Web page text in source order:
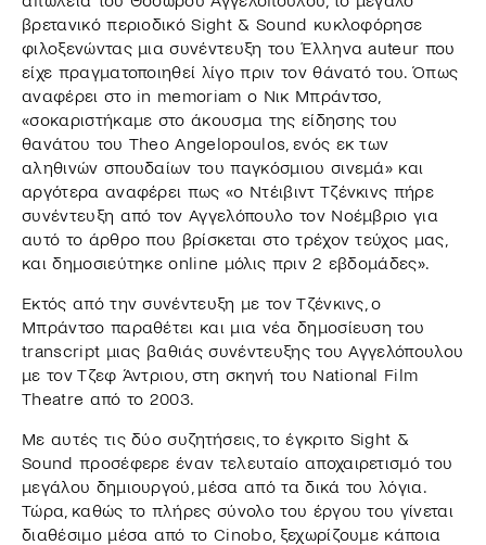
βρετανικό περιοδικό Sight & Sound κυκλοφόρησε
φιλοξενώντας μια συνέντευξη του Έλληνα auteur που
είχε πραγματοποιηθεί λίγο πριν τον θάνατό του. Όπως
αναφέρει στο in memoriam ο Νικ Μπράντσο,
«σοκαριστήκαμε στο άκουσμα της είδησης του
θανάτου του Theo Angelopoulos, ενός εκ των
αληθινών σπουδαίων του παγκόσμιου σινεμά» και
αργότερα αναφέρει πως «ο Ντέιβιντ Τζένκινς πήρε
συνέντευξη από τον Αγγελόπουλο τον Νοέμβριο για
αυτό το άρθρο που βρίσκεται στο τρέχον τεύχος μας,
και δημοσιεύτηκε online μόλις πριν 2 εβδομάδες».
Εκτός από την συνέντευξη με τον Τζένκινς, ο
Μπράντσο παραθέτει και μια νέα δημοσίευση του
transcript μιας βαθιάς συνέντευξης του Αγγελόπουλου
με τον Τζεφ Άντριου, στη σκηνή του National Film
Theatre από το 2003.
Με αυτές τις δύο συζητήσεις, το έγκριτο Sight &
Sound προσέφερε έναν τελευταίο αποχαιρετισμό του
μεγάλου δημιουργού, μέσα από τα δικά του λόγια.
Τώρα, καθώς το πλήρες σύνολο του έργου του γίνεται
διαθέσιμο μέσα από το Cinobo, ξεχωρίζουμε κάποια